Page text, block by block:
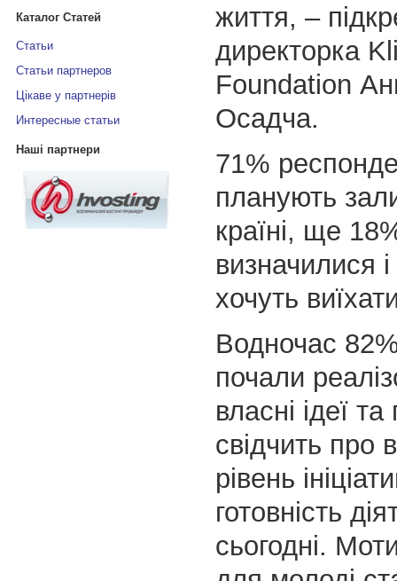
Каталог Статей
Статьи
Статьи партнеров
Цікаве у партнерів
Интересные статьи
Наші партнери
життя, –
директорка
Foundation
Осадча.
71%
планують
країні, ще
визначилися
хочуть
Водночас 82%
почали
власні ідеї
свідчить про
рівень
готовність
сьогодні.